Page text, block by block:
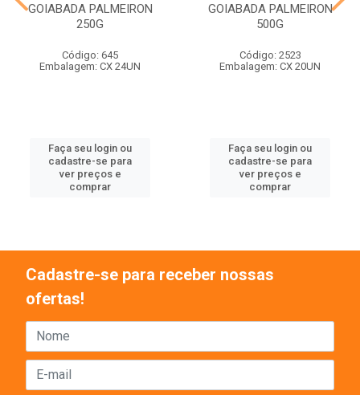
GOIABADA PALMEIRON
250G
Código: 645
Embalagem: CX 24UN
Faça seu login ou
cadastre-se para
ver preços e
comprar
GOIABADA PALMEIRON
500G
Código: 2523
Embalagem: CX 20UN
Faça seu login ou
cadastre-se para
ver preços e
comprar
Cadastre-se para receber nossas
ofertas!